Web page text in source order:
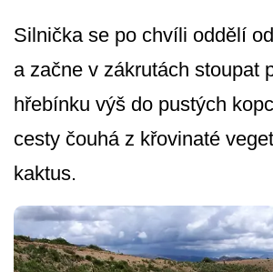
Silnička se po chvíli oddělí
a začne v zákrutách stoupat
hřebínku výš do pustých
cesty čouhá z křovinaté
kaktus.